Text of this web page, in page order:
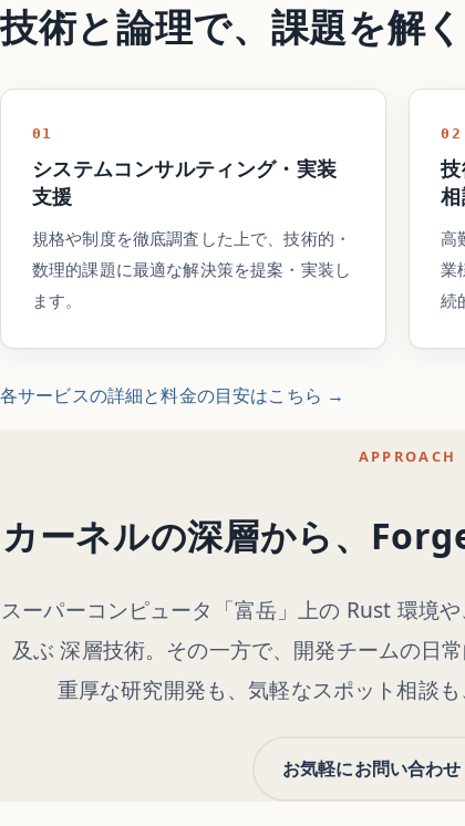
技術と論理で、課題を解く
01
システムコンサルティング・実装
支援
規格や制度を徹底調査した上で、技術的・
数理的課題に最適な解決策を提案・実装し
ます。
02
高
業
続
各サービスの詳細と料金の目安はこちら →
APPROACH
カーネルの深層から、
スーパーコンピュータ「富岳」上の Rust 環境
及ぶ 深層技術。その一方で、開発チームの日
重厚な研究開発も、気軽なスポット相談も
お気軽にお問い合わ